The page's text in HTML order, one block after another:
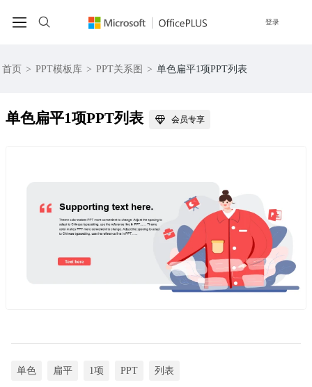
登录
首页 > PPT模板库 > PPT关系图 > 单色扁平1项PPT列表
单色扁平1项PPT列表 会员专享
单色 扁平 1项 PPT 列表